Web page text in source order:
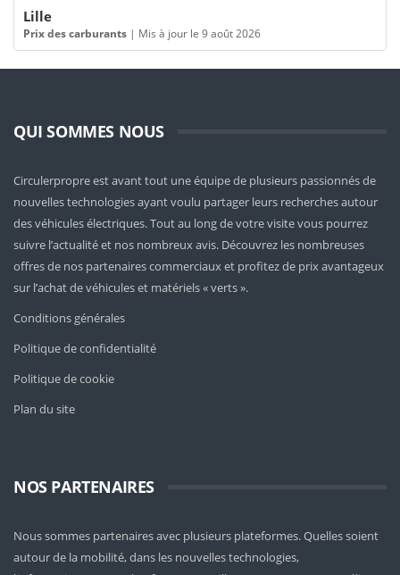
Lille
Prix des carburants | Mis à jour le 9 août 2026
QUI SOMMES NOUS
Circulerpropre est avant tout une équipe de plusieurs passionnés de
nouvelles technologies ayant voulu partager leurs recherches autour
des véhicules électriques. Tout au long de votre visite vous pourrez
suivre l’actualité et nos nombreux avis. Découvrez les nombreuses
offres de nos partenaires commerciaux et profitez de prix avantageux
sur l’achat de véhicules et matériels « verts ».
Conditions générales
Politique de confidentialité
Politique de cookie
Plan du site
NOS PARTENAIRES
Nous sommes partenaires avec plusieurs plateformes. Quelles soient
autour de la mobilité, dans les nouvelles technologies,